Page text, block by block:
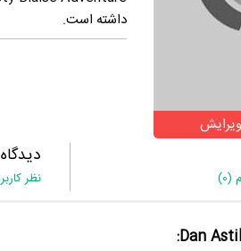
ویرایش
داشته است.
(0)
دیدگاه
نظر